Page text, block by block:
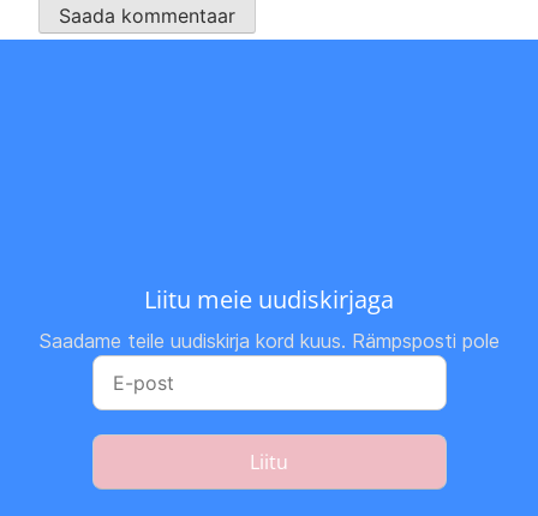
Liitu meie uudiskirjaga
Saadame teile uudiskirja kord kuus. Rämpsposti pole
Liitu